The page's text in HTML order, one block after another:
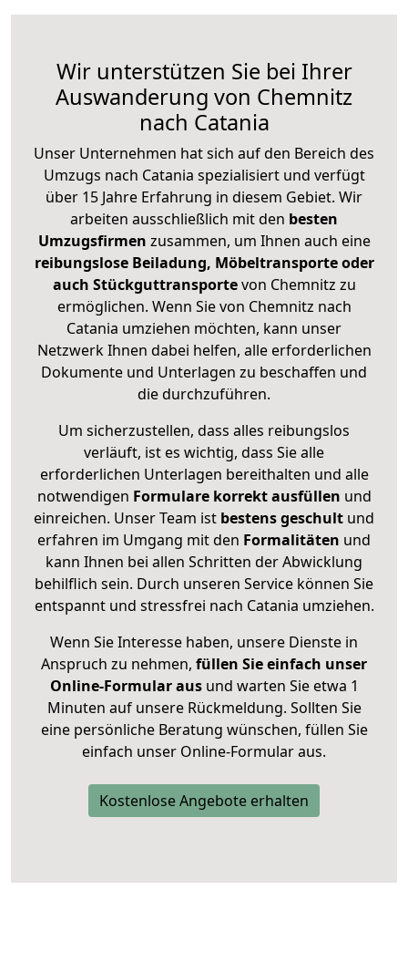
Wir unterstützen Sie bei Ihrer
Auswanderung von Chemnitz
nach Catania
Unser Unternehmen hat sich auf den Bereich des
Umzugs nach Catania spezialisiert und verfügt
über 15 Jahre Erfahrung in diesem Gebiet. Wir
arbeiten ausschließlich mit den besten
Umzugsfirmen zusammen, um Ihnen auch eine
reibungslose Beiladung, Möbeltransporte oder
auch Stückguttransportevon Chemnitz zu
ermöglichen. Wenn Sie von Chemnitz nach
Catania umziehen möchten, kann unser
Netzwerk Ihnen dabei helfen, alle erforderlichen
Dokumente und Unterlagen zu beschaffen und
die durchzuführen.
Um sicherzustellen, dass alles reibungslos
verläuft, ist es wichtig, dass Sie alle
erforderlichen Unterlagen bereithalten und alle
notwendigen Formulare korrekt ausfüllen und
einreichen. Unser Team ist bestens geschult und
erfahren im Umgang mit den Formalitäten und
kann Ihnen bei allen Schritten der Abwicklung
behilflich sein. Durch unseren Service können Sie
entspannt und stressfrei nach Catania umziehen.
Wenn Sie Interesse haben, unsere Dienste in
Anspruch zu nehmen, füllen Sie einfach unser
Online-Formular ausund warten Sie etwa 1
Minuten auf unsere Rückmeldung. Sollten Sie
eine persönliche Beratung wünschen, füllen Sie
einfach unser Online-Formular aus.
Kostenlose Angebote erhalten